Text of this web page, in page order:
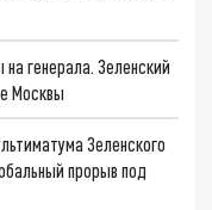
генерала. Зеленский
Москвы
Зеленского
прорыв под